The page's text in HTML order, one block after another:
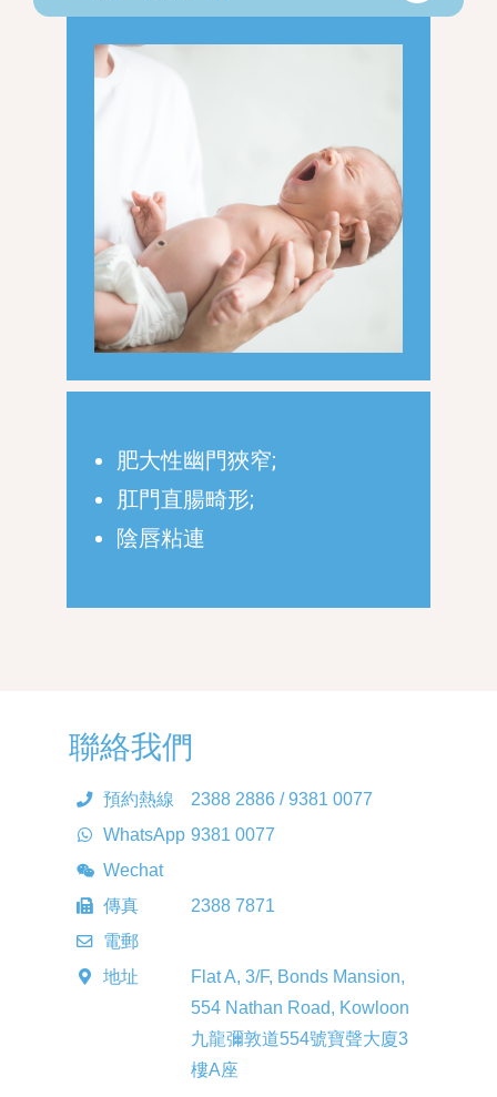
肥大性幽門狹窄;
肛門直腸畸形;
陰唇粘連
聯絡我們
預約熱線
2388 2886 / 9381 0077
WhatsApp 9381 0077
Wechat
傳真
2388 7871
電郵
地址
Flat A, 3/F, Bonds Mansion,
554 Nathan Road, Kowloon
九龍彌敦道554號寶聲大廈3
樓A座